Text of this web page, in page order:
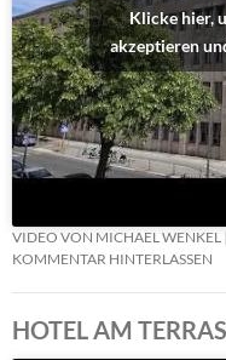
Klicke hier,
akzeptieren
VIDEO VON MICHAEL WENKEL
KOMMENTAR HINTERLASSEN
HOTEL AM